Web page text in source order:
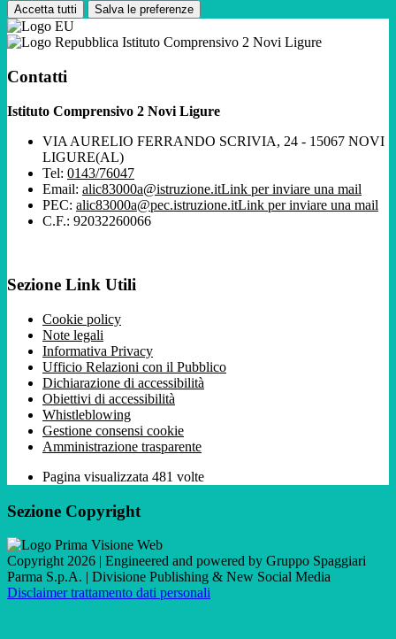
Accetta tutti Salva le preferenze
Istituto Comprensivo 2 Novi Ligure
Contatti
Istituto Comprensivo 2 Novi Ligure
VIA AURELIO FERRANDO SCRIVIA, 24 - 15067 NOVI
LIGURE(AL)
Tel: 0143/76047
Email: alic83000a@istruzione.itLink per inviare una mail
PEC: alic83000a@pec.istruzione.itLink per inviare una mail
C.F.: 92032260066
Sezione Link Utili
Cookie policy
Note legali
Informativa Privacy
Ufficio Relazioni con il Pubblico
Dichiarazione di accessibilità
Obiettivi di accessibilità
Whistleblowing
Gestione consensi cookie
Amministrazione trasparente
Pagina visualizzata 481 volte
Sezione Copyright
Copyright 2026 | Engineered and powered by Gruppo Spaggiari
Parma S.p.A. | Divisione Publishing & New Social Media
Disclaimer trattamento dati personali